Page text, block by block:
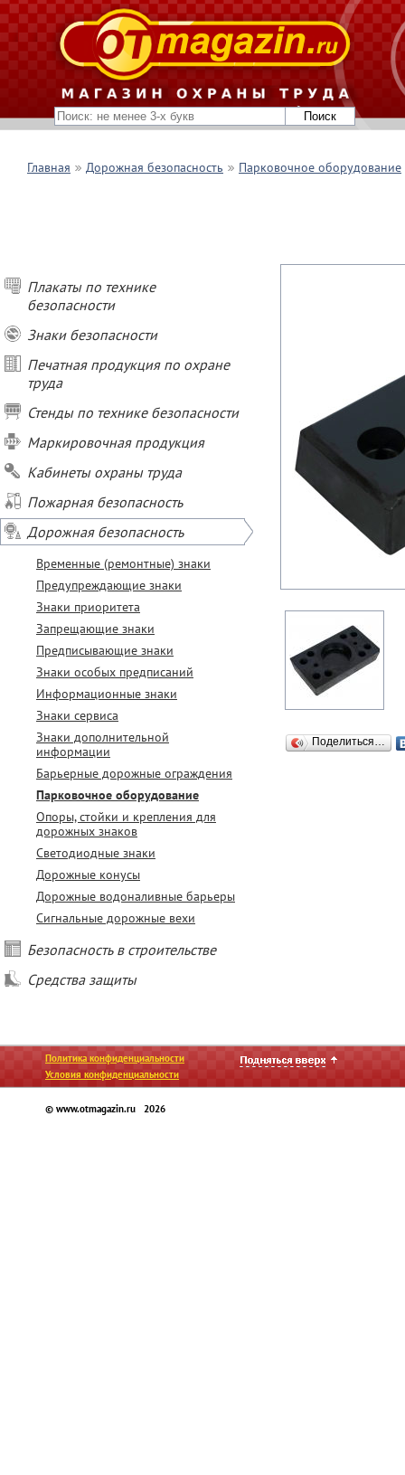
Главная Дорожная безопасность Парковочное оборудование
Плакаты по технике
безопасности
Знаки безопасности
Печатная продукция по охране
труда
Стенды по технике безопасности
Маркировочная продукция
Кабинеты охраны труда
Пожарная безопасность
Дорожная безопасность
Временные (ремонтные) знаки
Предупреждающие знаки
Знаки приоритета
Запрещающие знаки
Предписывающие знаки
Знаки особых предписаний
Информационные знаки
Знаки сервиса
Знаки дополнительной
информации
Барьерные дорожные ограждения
Парковочное оборудование
Опоры, стойки и крепления для
дорожных знаков
Светодиодные знаки
Дорожные конусы
Дорожные водоналивные барьеры
Сигнальные дорожные вехи
Безопасность в строительстве
Средства защиты
Поделиться…
Политика конфиденциальности
Условия конфиденциальности
© www.otmagazin.ru 2026